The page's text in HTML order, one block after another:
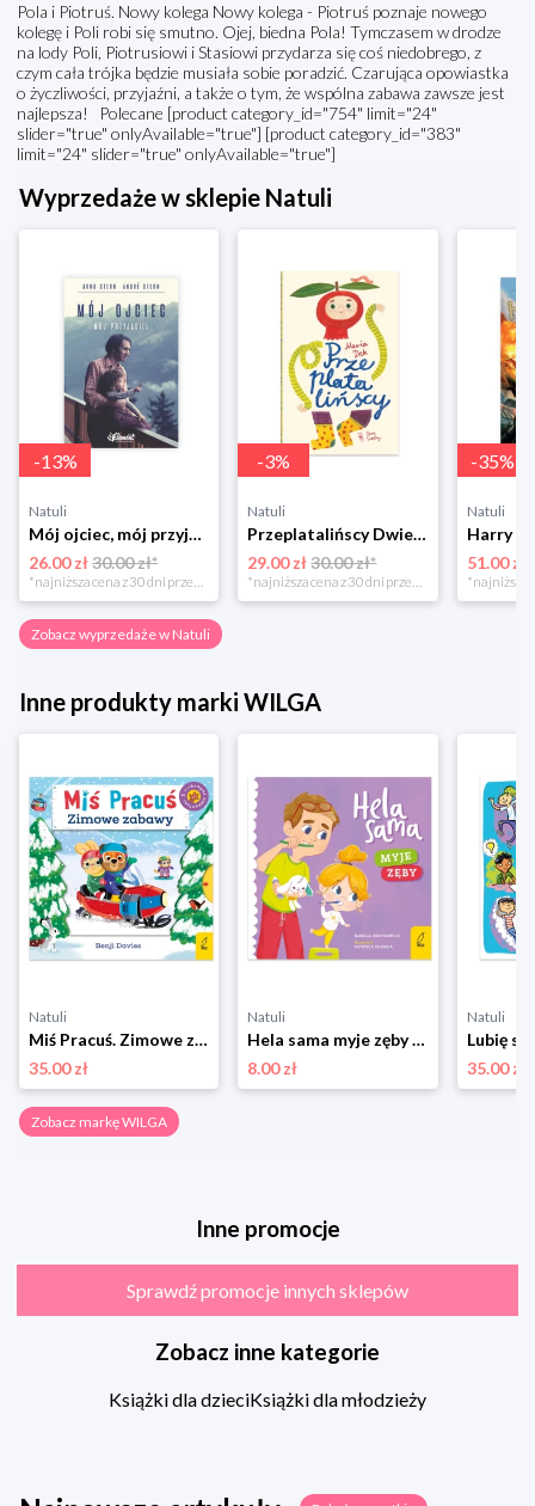
Pola i Piotruś. Nowy kolega Nowy kolega - Piotruś poznaje nowego
kolegę i Poli robi się smutno. Ojej, biedna Pola! Tymczasem w drodze
na lody Poli, Piotrusiowi i Stasiowi przydarza się coś niedobrego, z
czym cała trójka będzie musiała sobie poradzić. Czarująca opowiastka
o życzliwości, przyjaźni, a także o tym, że wspólna zabawa zawsze jest
najlepsza! Polecane [product category_id="754" limit="24"
slider="true" onlyAvailable="true"] [product category_id="383"
limit="24" slider="true" onlyAvailable="true"]
Wyprzedaże w sklepie Natuli
-13%
Natuli
Mój ojciec, mój przyjaciel Element
26.00 zł30.00 zł*
*najniższa cena z 30 dni przed obniżką
-3%
Natuli
Przeplatalińscy Dwie siostry
29.00 zł 30.00 zł*
*najniższa cena z 30 dni przed obniżką
-35%
Natuli
51.00 zł
Zobacz wyprzedaże w Natuli
Inne produkty marki WILGA
Natuli
Miś Pracuś. Zimowe zabawy Wilga
35.00 zł
Natuli
Hela sama myje zęby Wilga
8.00 zł
Natuli
Lubię
35.00 zł
Zobacz markę WILGA
Inne promocje
Sprawdź promocje innych sklepów
Zobacz inne kategorie
Książki dla dzieciKsiążki dla młodzieży